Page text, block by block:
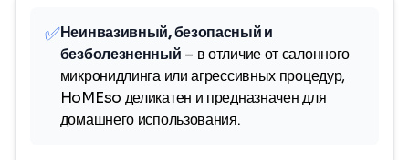
✅Неинвазивный, безопасный и
безболезненный – в отличие от салонного
микронидлинга или агрессивных процедур,
HoMEso деликатен и предназначен для
домашнего использования.